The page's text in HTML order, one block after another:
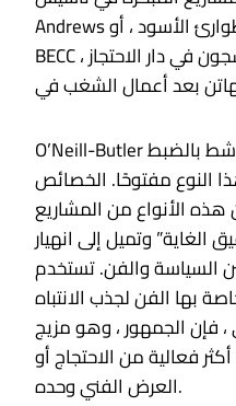
Andrews من التحالف الثقافي للطوارئ الأسود ، أو
BECC ، وإنشاء برنامج للفنون في السجون في دار الاحتجاز
O’Neill-Butler حذر من إملاء ما هو الفن الناشط بالضبط
النوع مفتوحًا. الخصائص
الأنواع من المشاريع
الغاية” وتميل إلى انهيار
السياسة والفن. تستخدم
بها الفن لجذب الانتباه
، فإن الجمهور ، وهو مزيج
فعالية من الاحتجاج أو
العرض الفني وحده.